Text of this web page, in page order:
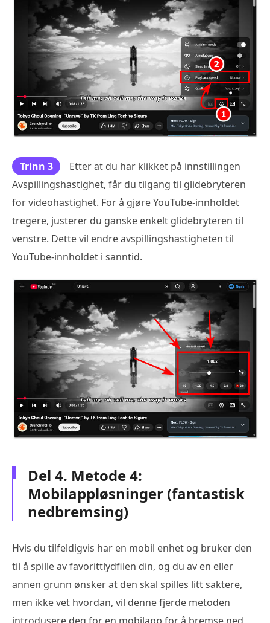
Trinn 3
Etter at du har klikket på innstillingen
Avspillingshastighet, får du tilgang til glidebryteren
for videohastighet. For å gjøre YouTube-innholdet
tregere, justerer du ganske enkelt glidebryteren til
venstre. Dette vil endre avspillingshastigheten til
YouTube-innholdet i sanntid.
Del 4. Metode 4:
Mobilappløsninger (fantastisk
nedbremsing)
Hvis du tilfeldigvis har en mobil enhet og bruker den
til å spille av favorittlydfilen din, og du av en eller
annen grunn ønsker at den skal spilles litt saktere,
men ikke vet hvordan, vil denne fjerde metoden